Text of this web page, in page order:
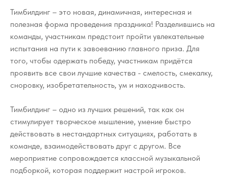
Тимбилдинг – это новая, динамичная, интересная и
полезная форма проведения праздника! Разделившись на
команды, участникам предстоит пройти увлекательные
испытания на пути к завоеванию главного приза. Для
того, чтобы одержать победу, участникам придётся
проявить все свои лучшие качества - смелость, смекалку,
сноровку, изобретательность, ум и находчивость.
Тимбилдинг – одно из лучших решений, так как он
стимулирует творческое мышление, умение быстро
действовать в нестандартных ситуациях, работать в
команде, взаимодействовать друг с другом. Все
мероприятие сопровождается классной музыкальной
подборкой, которая поддержит настрой игроков.